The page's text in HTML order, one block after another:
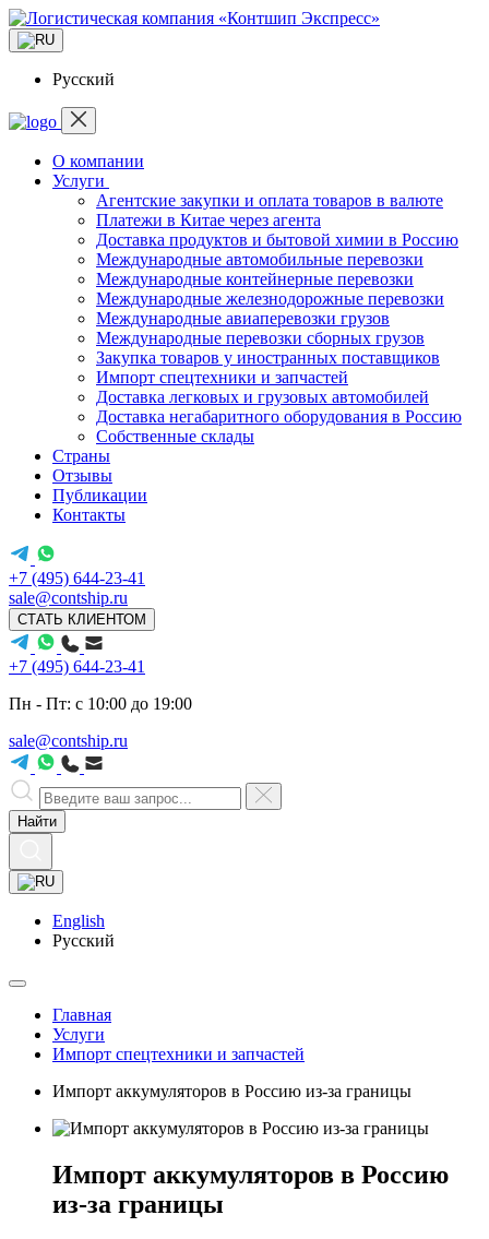
Русский
О компании
Услуги
Агентские закупки и оплата товаров в валюте
Платежи в Китае через агента
Доставка продуктов и бытовой химии в Россию
Международные автомобильные перевозки
Международные контейнерные перевозки
Международные железнодорожные перевозки
Международные авиаперевозки грузов
Международные перевозки сборных грузов
Закупка товаров у иностранных поставщиков
Импорт спецтехники и запчастей
Доставка легковых и грузовых автомобилей
Доставка негабаритного оборудования в Россию
Собственные склады
Страны
Отзывы
Публикации
Контакты
+7 (495) 644-23-41
sale@contship.ru
СТАТЬ КЛИЕНТОМ
+7 (495) 644-23-41
Пн - Пт: с 10:00 до 19:00
sale@contship.ru
Найти
English
Русский
Главная
Услуги
Импорт спецтехники и запчастей
Импорт аккумуляторов в Россию из-за границы
Импорт аккумуляторов в Россию
из-за границы